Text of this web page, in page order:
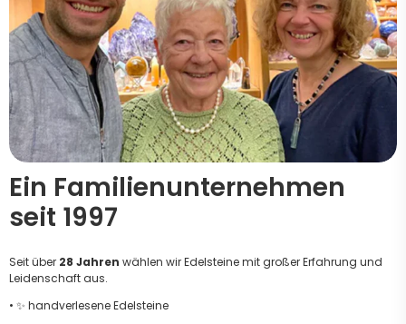
Ein Familienunternehmen
seit 1997
Seit über 28 Jahren wählen wir Edelsteine mit großer Erfahrung und
Leidenschaft aus.
• ✨ handverlesene Edelsteine